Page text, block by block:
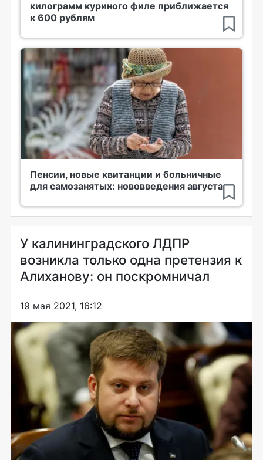
килограмм куриного филе приближается
к 600 рублям
Пенсии, новые квитанции и больничные
для самозанятых: нововведения августа
У калининградского ЛДПР
возникла только одна претензия к
Алиханову: он поскромничал
19 мая 2021, 16:12